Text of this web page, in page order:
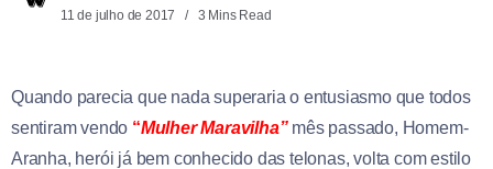
11 de julho de 2017 3 Mins Read
Quando parecia que nada superaria o entusiasmo que todos
sentiram vendo “Mulher Maravilha”mês passado, Homem-
Aranha, herói já bem conhecido das telonas, volta com estilo